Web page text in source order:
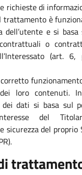
richieste di
trattamento è
dell’utente e si basa
o
(art.
loro contenuti.
dati si basa sul
del
sicurezza del proprio